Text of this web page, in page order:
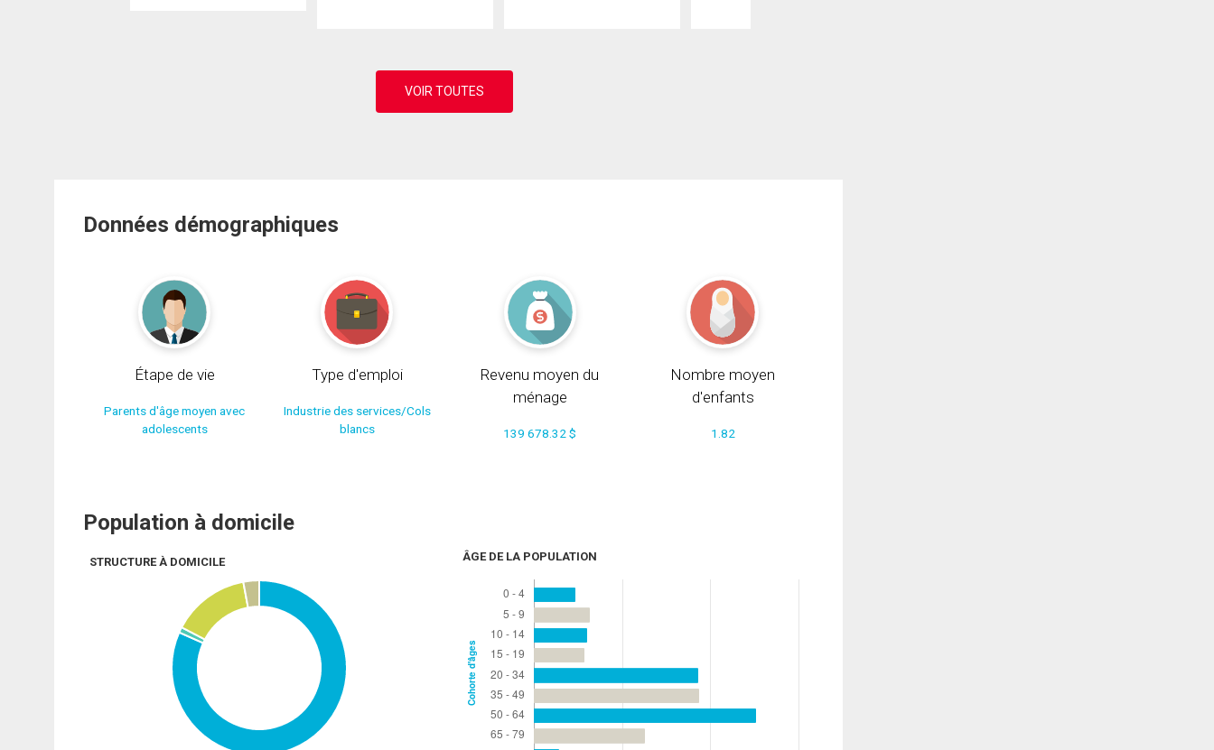
Données démographiques
Étape de vie
Parents d'âge moyen avec
adolescents
Type d'emploi
Industrie des services/Cols
blancs
Revenu moyen du
ménage
139 678.32 $
Nombre moyen
d'enfants
1.82
Population à domicile
STRUCTURE À DOMICILE ÂGE DE LA POPULATION